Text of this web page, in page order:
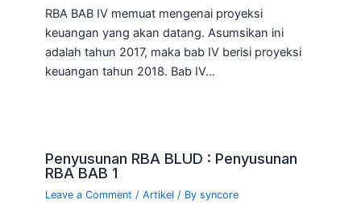
RBA BAB IV memuat mengenai proyeksi
keuangan yang akan datang. Asumsikan ini
adalah tahun 2017, maka bab IV berisi proyeksi
keuangan tahun 2018. Bab IV…
Penyusunan RBA BLUD : Penyusunan
RBA BAB 1
Leave a Comment /Artikel / Bysyncore